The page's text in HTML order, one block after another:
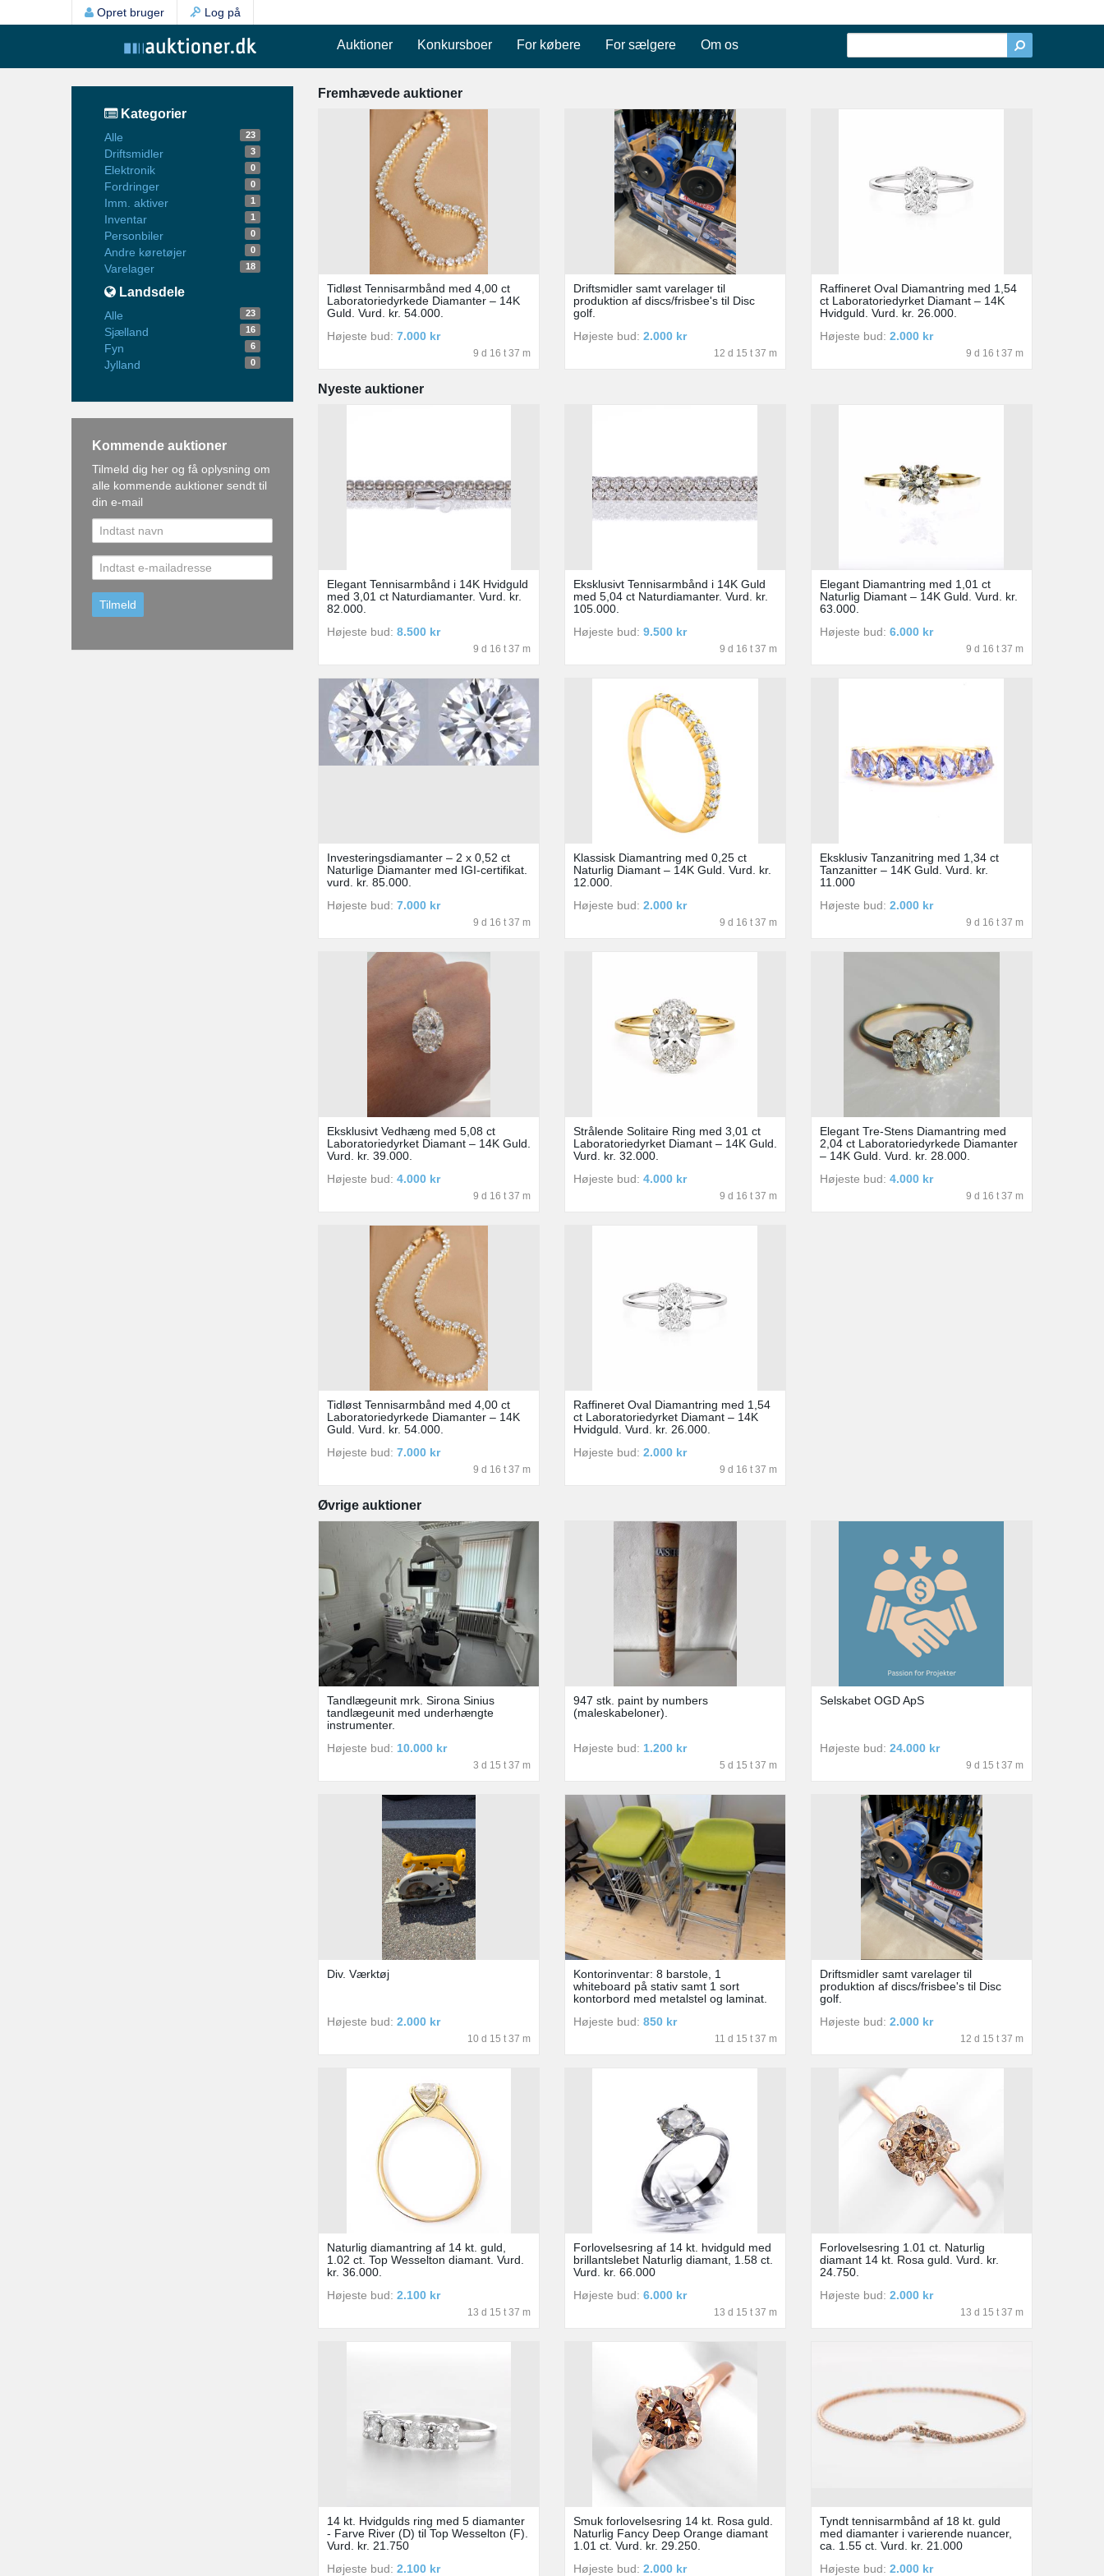
Opret bruger Log på
Auktioner Konkursboer For købere For sælgere Om os
Kategorier
Alle 23
Driftsmidler 3
Elektronik 0
Fordringer 0
Imm. aktiver 1
Inventar 1
Personbiler 0
Andre køretøjer 0
Varelager 18
Landsdele
Alle 23
Sjælland 16
Fyn 6
Jylland 0
Kommende auktioner
Tilmeld dig her og få oplysning om
alle kommende auktioner sendt til
din e-mail
Fremhævede auktioner
Tidløst Tennisarmbånd med 4,00 ct
Laboratoriedyrkede Diamanter – 14K
Guld. Vurd. kr. 54.000.
Højeste bud: 7.000 kr
9 d 16 t 37 m
Driftsmidler samt varelager til
produktion af discs/frisbee's til Disc
golf.
Højeste bud: 2.000 kr
12 d 15 t 37 m
Raffineret Oval Diamantring med 1,54
ct Laboratoriedyrket Diamant – 14K
Hvidguld. Vurd. kr. 26.000.
Højeste bud: 2.000 kr
9 d 16 t 37 m
Nyeste auktioner
Elegant Tennisarmbånd i 14K Hvidguld
med 3,01 ct Naturdiamanter. Vurd. kr.
82.000.
Højeste bud: 8.500 kr
9 d 16 t 37 m
Eksklusivt Tennisarmbånd i 14K Guld
med 5,04 ct Naturdiamanter. Vurd. kr.
105.000.
Højeste bud: 9.500 kr
9 d 16 t 37 m
Elegant Diamantring med 1,01 ct
Naturlig Diamant – 14K Guld. Vurd. kr.
63.000.
Højeste bud: 6.000 kr
9 d 16 t 37 m
Investeringsdiamanter – 2 x 0,52 ct
Naturlige Diamanter med IGI-certifikat.
vurd. kr. 85.000.
Højeste bud: 7.000 kr
9 d 16 t 37 m
Klassisk Diamantring med 0,25 ct
Naturlig Diamant – 14K Guld. Vurd. kr.
12.000.
Højeste bud: 2.000 kr
9 d 16 t 37 m
Eksklusiv Tanzanitring med 1,34 ct
Tanzanitter – 14K Guld. Vurd. kr.
11.000
Højeste bud: 2.000 kr
9 d 16 t 37 m
Eksklusivt Vedhæng med 5,08 ct
Laboratoriedyrket Diamant – 14K Guld.
Vurd. kr. 39.000.
Højeste bud: 4.000 kr
9 d 16 t 37 m
Strålende Solitaire Ring med 3,01 ct
Laboratoriedyrket Diamant – 14K Guld.
Vurd. kr. 32.000.
Højeste bud: 4.000 kr
9 d 16 t 37 m
Elegant Tre-Stens Diamantring med
2,04 ct Laboratoriedyrkede Diamanter
– 14K Guld. Vurd. kr. 28.000.
Højeste bud: 4.000 kr
9 d 16 t 37 m
Tidløst Tennisarmbånd med 4,00 ct
Laboratoriedyrkede Diamanter – 14K
Guld. Vurd. kr. 54.000.
Højeste bud: 7.000 kr
9 d 16 t 37 m
Raffineret Oval Diamantring med 1,54
ct Laboratoriedyrket Diamant – 14K
Hvidguld. Vurd. kr. 26.000.
Højeste bud: 2.000 kr
9 d 16 t 37 m
Øvrige auktioner
Tandlægeunit mrk. Sirona Sinius
tandlægeunit med underhængte
instrumenter.
Højeste bud: 10.000 kr
3 d 15 t 37 m
947 stk. paint by numbers
(maleskabeloner).
Højeste bud: 1.200 kr
5 d 15 t 37 m
Selskabet OGD ApS
Højeste bud: 24.000 kr
9 d 15 t 37 m
Div. Værktøj
Højeste bud: 2.000 kr
10 d 15 t 37 m
Kontorinventar: 8 barstole, 1
whiteboard på stativ samt 1 sort
kontorbord med metalstel og laminat.
Højeste bud: 850 kr
11 d 15 t 37 m
Driftsmidler samt varelager til
produktion af discs/frisbee's til Disc
golf.
Højeste bud: 2.000 kr
12 d 15 t 37 m
Naturlig diamantring af 14 kt. guld,
1.02 ct. Top Wesselton diamant. Vurd.
kr. 36.000.
Højeste bud: 2.100 kr
13 d 15 t 37 m
Forlovelsesring af 14 kt. hvidguld med
brillantslebet Naturlig diamant, 1.58 ct.
Vurd. kr. 66.000
Højeste bud: 6.000 kr
13 d 15 t 37 m
Forlovelsesring 1.01 ct. Naturlig
diamant 14 kt. Rosa guld. Vurd. kr.
24.750.
Højeste bud: 2.000 kr
13 d 15 t 37 m
14 kt. Hvidgulds ring med 5 diamanter
- Farve River (D) til Top Wesselton (F).
Vurd. kr. 21.750
Højeste bud: 2.100 kr
Smuk forlovelsesring 14 kt. Rosa guld.
Naturlig Fancy Deep Orange diamant
1.01 ct. Vurd. kr. 29.250.
Højeste bud: 2.000 kr
Tyndt tennisarmbånd af 18 kt. guld
med diamanter i varierende nuancer,
ca. 1.55 ct. Vurd. kr. 21.000
Højeste bud: 2.000 kr